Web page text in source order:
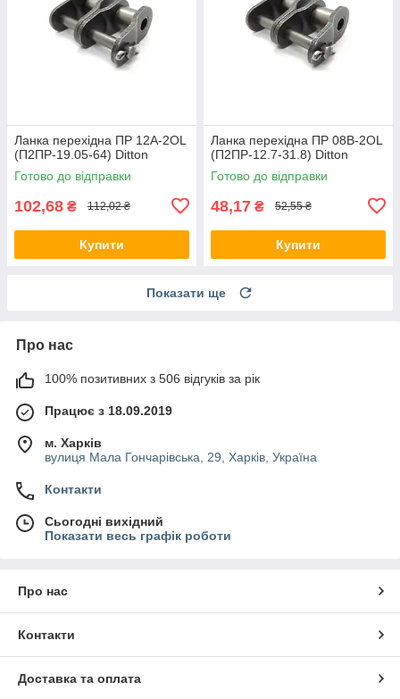
Ланка перехідна ПР 12A-2OL
(П2ПР-19.05-64) Ditton
Готово до відправки
102,68 ₴ 112,02 ₴
Купити
Ланка перехідна ПР 08B-2OL
(П2ПР-12.7-31.8) Ditton
Готово до відправки
48,17 ₴ 52,55 ₴
Купити
Показати ще
Про нас
100% позитивних з 506 відгуків за рік
Працює з 18.09.2019
м. Харків
вулиця Мала Гончарівська, 29, Харків, Україна
Контакти
Сьогодні вихідний
Показати весь графік роботи
Про нас
Контакти
Доставка та оплата